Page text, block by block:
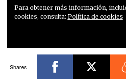
Sígueme también en
Para obtener más información,
cookies, consulta: Política de cookies
Shares